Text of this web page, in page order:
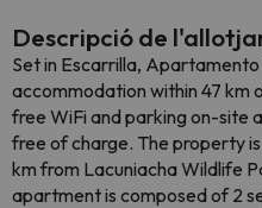
Descripció de
Set in Escarrilla,
accommodation within 47 km
free WiFi and parking on-site
free of charge. The property
km from Lacuniacha Wildlife
apartment is composed of 2